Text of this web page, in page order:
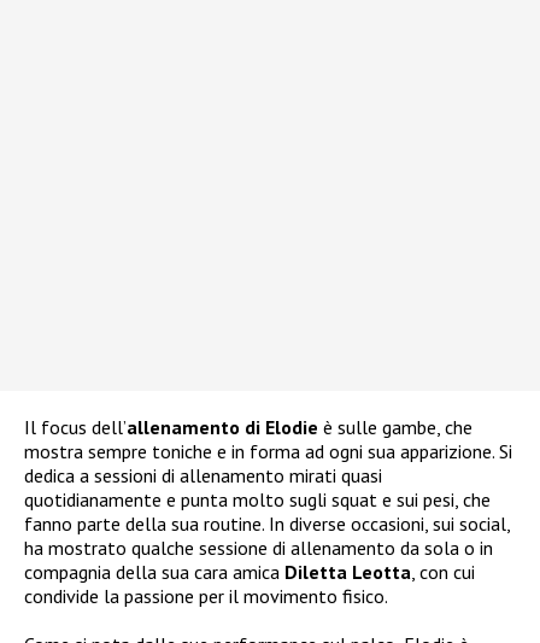
Il focus dell’allenamento di Elodie è sulle gambe, che
mostra sempre toniche e in forma ad ogni sua apparizione. Si
dedica a sessioni di allenamento mirati quasi
quotidianamente e punta molto sugli squat e sui pesi, che
fanno parte della sua routine. In diverse occasioni, sui social,
ha mostrato qualche sessione di allenamento da sola o in
compagnia della sua cara amica Diletta Leotta , con cui
condivide la passione per il movimento fisico.